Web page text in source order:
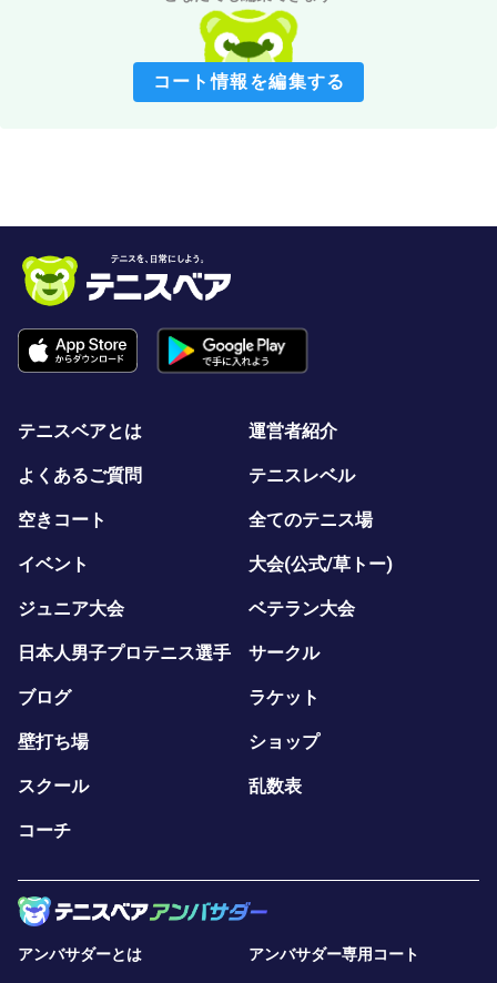
コート情報を編集する
テニスベアとは 運営者紹介
よくあるご質問 テニスレベル
空きコート 全てのテニス場
イベント 大会(公式/草トー)
ジュニア大会 ベテラン大会
日本人男子プロテニス選手 サークル
ブログ ラケット
壁打ち場 ショップ
スクール 乱数表
コーチ
アンバサダーとは アンバサダー専用コート